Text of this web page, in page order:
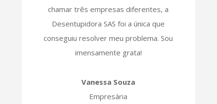
chamar três empresas diferentes, a
Desentupidora SAS foi a única que
conseguiu resolver meu problema. Sou
imensamente grata!
Vanessa Souza
Empresária